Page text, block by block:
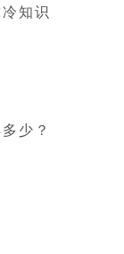
知识
少？